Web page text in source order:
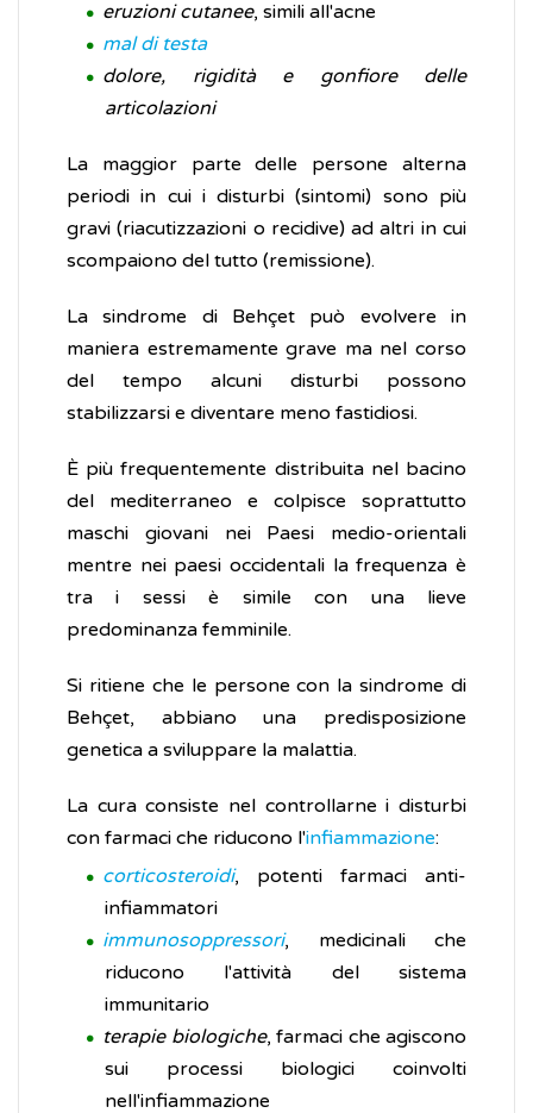
eruzioni cutanee, simili all'acne
mal di testa
dolore, rigidità e gonfiore delle
articolazioni
La maggior parte delle persone alterna
periodi in cui i disturbi (sintomi) sono più
gravi (riacutizzazioni o recidive) ad altri in cui
scompaiono del tutto (remissione).
La sindrome di Behçet può evolvere in
maniera estremamente grave ma nel corso
del tempo alcuni disturbi possono
stabilizzarsi e diventare meno fastidiosi.
È più frequentemente distribuita nel bacino
del mediterraneo e colpisce soprattutto
maschi giovani nei Paesi medio-orientali
mentre nei paesi occidentali la frequenza è
tra i sessi è simile con una lieve
predominanza femminile.
Si ritiene che le persone con la sindrome di
Behçet, abbiano una predisposizione
genetica a sviluppare la malattia.
La cura consiste nel controllarne i disturbi
con farmaci che riducono l'infiammazione:
corticosteroidi, potenti farmaci anti-
infiammatori
immunosoppressori, medicinali che
riducono l'attività del sistema
immunitario
terapie biologiche, farmaci che agiscono
sui processi biologici coinvolti
nell'infiammazione